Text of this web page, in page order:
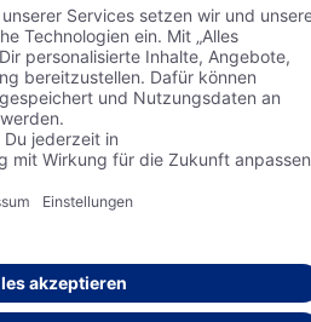
Datenschutz